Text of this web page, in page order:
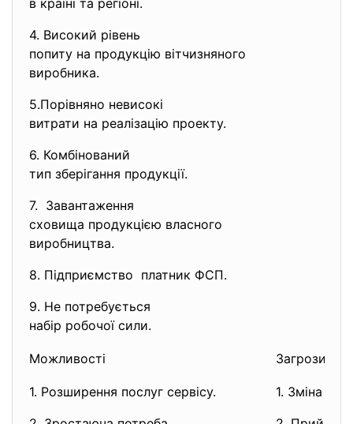
в країні та регіоні.
4. Високий рівень
попиту на продукцію вітчизняного
виробника.
5.Порівняно невисокі
витрати на реалізацію проекту.
6. Комбінований
тип зберігання продукції.
7. Завантаження
сховища продукцією власного
виробництва.
8. Підприємство платник ФСП.
9. Не потребується
набір робочої сили.
Можливості Загрози
1. Розширення послуг сервісу.
1. Зміна